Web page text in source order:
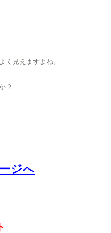
く見えますよね。
？
ジへ